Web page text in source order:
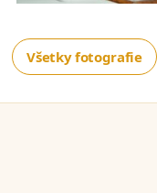
Všetky fotografie